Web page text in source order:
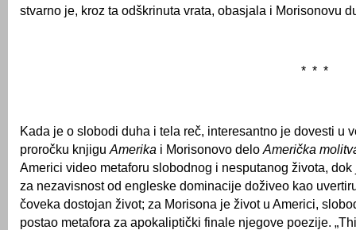
stvarno je, kroz ta odškrinuta vrata, obasjala i Morisonovu
* * *
Kada je o slobodi duha i tela reč, interesantno je dovesti u
proročku knjigu Amerika i Morisonovo delo Američka
Americi video metaforu slobodnog i nesputanog života,
za nezavisnost od engleske dominacije doživeo kao
čoveka dostojan život; za Morisona je život u Americi,
postao metafora za apokaliptički finale njegove poezije.